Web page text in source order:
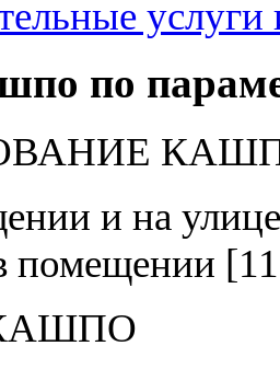
услуги
по
и на улице
помещении